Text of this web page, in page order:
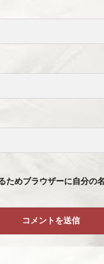
ためブラウザーに自分の